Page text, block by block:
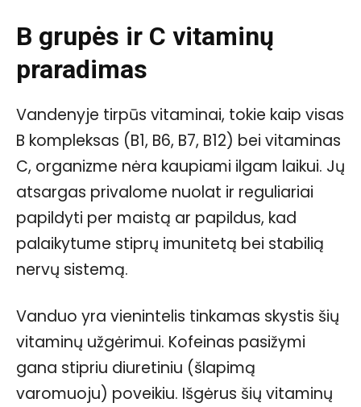
B grupės ir C vitaminų
praradimas
Vandenyje tirpūs vitaminai, tokie kaip visas
B kompleksas (B1, B6, B7, B12) bei vitaminas
C, organizme nėra kaupiami ilgam laikui. Jų
atsargas privalome nuolat ir reguliariai
papildyti per maistą ar papildus, kad
palaikytume stiprų imunitetą bei stabilią
nervų sistemą.
Vanduo yra vienintelis tinkamas skystis šių
vitaminų užgėrimui. Kofeinas pasižymi
gana stipriu diuretiniu (šlapimą
varomuoju) poveikiu. Išgėrus šių vitaminų